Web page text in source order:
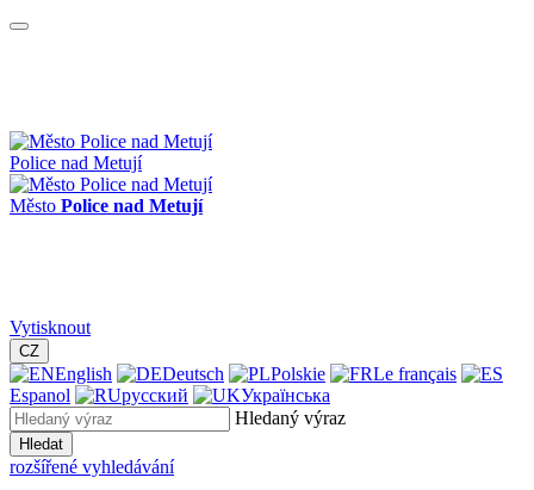
Police nad Metují
Město Police nad Metují
Vytisknout
CZ
English Deutsch Polskie
Le français
Espanol
русский
Українська
Hledaný výraz
Hledat
rozšířené vyhledávání